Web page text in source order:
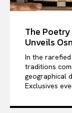
The
Unveils
In the
traditions
geographical
Exclusives